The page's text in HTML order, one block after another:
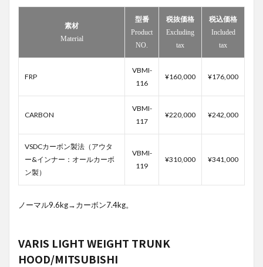
素材
Material
型番
Product
NO.
税抜価格
Excluding
tax
税込価格
Included
tax
FRP
VBMI-
116
¥160,000 ¥176,000
CARBON
VBMI-
117
¥220,000 ¥242,000
VSDCカーボン製法（アウタ
ー&インナー：オールカーボ
ン製）
VBMI-
119
¥310,000 ¥341,000
ノーマル9.6kg→カーボン7.4kg。
VARIS LIGHT WEIGHT TRUNK
HOOD/MITSUBISHI